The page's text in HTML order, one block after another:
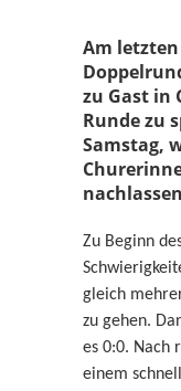
Am
zu Gast in
Runde zu
Samstag,
Zu Beginn
gleich
zu gehen.
es 0:0. Nach
einem